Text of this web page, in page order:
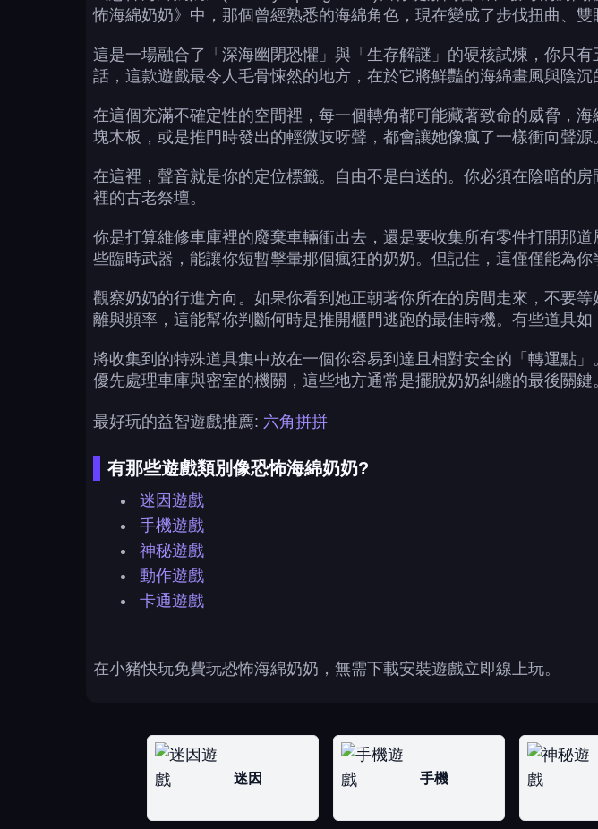
怖海綿奶奶》中，那個曾經熟悉的海綿角色，現在變成了步伐扭曲、雙
這是一場融合了「深海幽閉恐懼」與「生存解謎」的硬核試煉，你只
話，這款遊戲最令人毛骨悚然的地方，在於它將鮮豔的海綿畫風與陰沉
在這個充滿不確定性的空間裡，每一個轉角都可能藏著致命的威脅，
塊木板，或是推門時發出的輕微吱呀聲，都會讓她像瘋了一樣衝向聲源
在這裡，聲音就是你的定位標籤。自由不是白送的。你必須在陰暗的
裡的古老祭壇。
你是打算維修車庫裡的廢棄車輛衝出去，還是要收集所有零件打開那
些臨時武器，能讓你短暫擊暈那個瘋狂的奶奶。但記住，這僅僅能為
觀察奶奶的行進方向。如果你看到她正朝著你所在的房間走來，不要
離與頻率，這能幫你判斷何時是推開櫃門逃跑的最佳時機。有些道具
將收集到的特殊道具集中放在一個你容易到達且相對安全的「轉運點
優先處理車庫與密室的機關，這些地方通常是擺脫奶奶糾纏的最後關鍵
最好玩的益智遊戲推薦: 六角拼拼
有那些遊戲類別像恐怖海綿奶奶?
迷因遊戲
手機遊戲
神秘遊戲
動作遊戲
卡通遊戲
在小豬快玩免費玩恐怖海綿奶奶，無需下載安裝遊戲立即線上玩。
迷因 手機